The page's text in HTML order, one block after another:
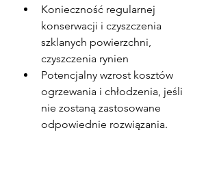
Konieczność regularnej
konserwacji i czyszczenia
szklanych powierzchni,
czyszczenia rynien
Potencjalny wzrost kosztów
ogrzewania i chłodzenia, jeśli
nie zostaną zastosowane
odpowiednie rozwiązania.